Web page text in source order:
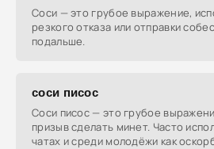
Соси — это грубое выражение,
резкого отказа или отправки
подальше.
соси писос
Соси писос — это грубое
призыв сделать минет. Часто
чатах и среди молодёжи как